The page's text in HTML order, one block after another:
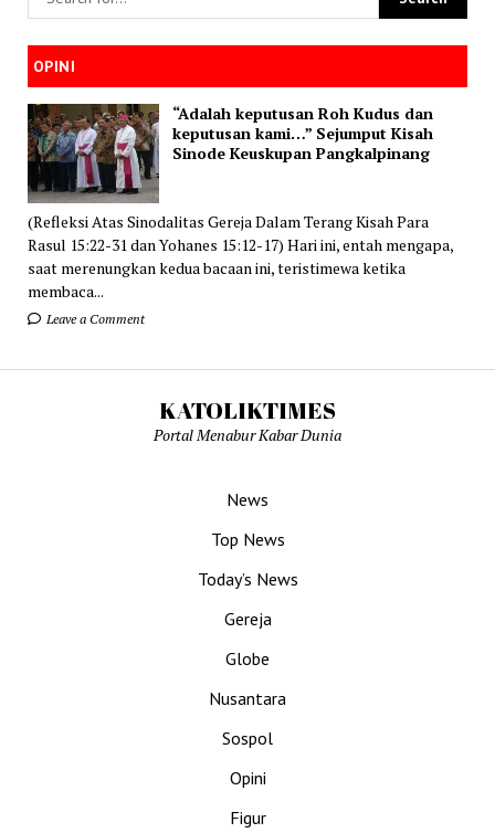
OPINI
“Adalah keputusan Roh Kudus dan
keputusan kami…” Sejumput Kisah
Sinode Keuskupan Pangkalpinang
(Refleksi Atas Sinodalitas Gereja Dalam Terang Kisah Para
Rasul 15:22-31 dan Yohanes 15:12-17) Hari ini, entah mengapa,
saat merenungkan kedua bacaan ini, teristimewa ketika
membaca...
Leave a Comment
KATOLIKTIMES
Portal Menabur Kabar Dunia
News
Top News
Today’s News
Gereja
Globe
Nusantara
Sospol
Opini
Figur